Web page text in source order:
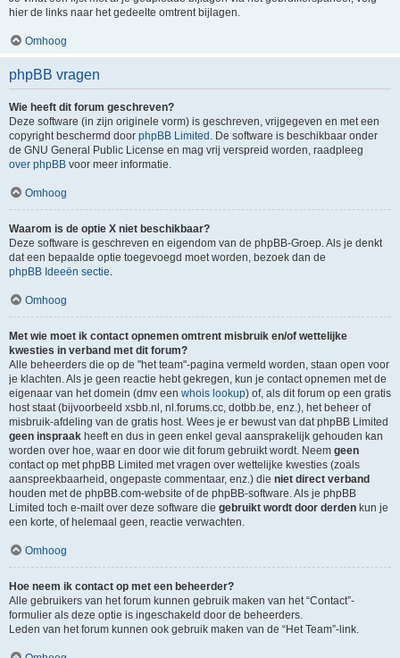
hier de links naar het gedeelte omtrent bijlagen.
Omhoog
phpBB vragen
Wie heeft dit forum geschreven?
Deze software (in zijn originele vorm) is geschreven, vrijgegeven en met een
copyright beschermd door phpBB Limited . De software is beschikbaar onder
de GNU General Public License en mag vrij verspreid worden, raadpleeg
over phpBB voor meer informatie.
Omhoog
Waarom is de optie X niet beschikbaar?
Deze software is geschreven en eigendom van de phpBB-Groep. Als je denkt
dat een bepaalde optie toegevoegd moet worden, bezoek dan de
phpBB Ideeën sectie.
Omhoog
Met wie moet ik contact opnemen omtrent misbruik en/of wettelijke
kwesties in verband met dit forum?
Alle beheerders die op de "het team"-pagina vermeld worden, staan open voor
je klachten. Als je geen reactie hebt gekregen, kun je contact opnemen met de
eigenaar van het domein (dmv een whois lookup) of, als dit forum op een gratis
host staat (bijvoorbeeld xsbb.nl, nl.forums.cc, dotbb.be, enz.), het beheer of
misbruik-afdeling van de gratis host. Wees je er bewust van dat phpBB Limited
geen inspraak heeft en dus in geen enkel geval aansprakelijk gehouden kan
worden over hoe, waar en door wie dit forum gebruikt wordt. Neem geen
contact op met phpBB Limited met vragen over wettelijke kwesties (zoals
aanspreekbaarheid, ongepaste commentaar, enz.) die niet direct verband
houden met de phpBB.com-website of de phpBB-software. Als je phpBB
Limited toch e-mailt over deze software die gebruikt wordt door derden kun je
een korte, of helemaal geen, reactie verwachten.
Omhoog
Hoe neem ik contact op met een beheerder?
Alle gebruikers van het forum kunnen gebruik maken van het “Contact”-
formulier als deze optie is ingeschakeld door de beheerders.
Leden van het forum kunnen ook gebruik maken van de “Het Team”-link.